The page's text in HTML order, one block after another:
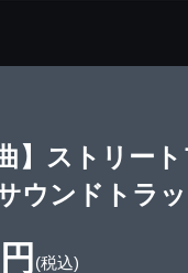
曲】ストリー
ウンドトラ
(税込)